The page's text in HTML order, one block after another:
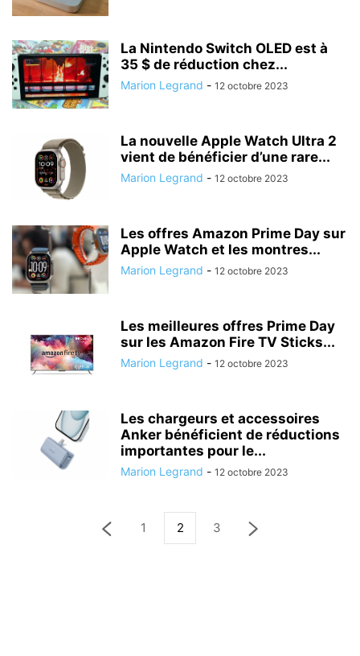
La Nintendo Switch OLED est à
35 $ de réduction chez...
Marion Legrand - 12 octobre 2023
La nouvelle Apple Watch Ultra 2
vient de bénéficier d’une rare...
Marion Legrand - 12 octobre 2023
Les offres Amazon Prime Day sur
Apple Watch et les montres...
Marion Legrand - 12 octobre 2023
Les meilleures offres Prime Day
sur les Amazon Fire TV Sticks...
Marion Legrand - 12 octobre 2023
Les chargeurs et accessoires
Anker bénéficient de réductions
importantes pour le...
Marion Legrand - 12 octobre 2023
1 2 3